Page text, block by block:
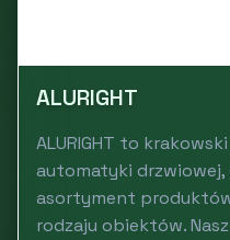
ALURIGHT
ALURIGHT to
automatyki
asortyment
rodzaju obiektów.